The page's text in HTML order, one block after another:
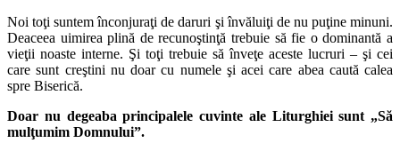
Noi toţi suntem înconjuraţi de daruri şi învăluiţi de nu puţine minuni.
Deaceea uimirea plină de recunoştinţă trebuie să fie o dominantă a
vieţii noaste interne. Şi toţi trebuie să înveţe aceste lucruri – şi cei
care sunt creştini nu doar cu numele şi acei care abea caută calea
spre Biserică.
Doar nu degeaba principalele cuvinte ale Liturghiei sunt „Să
mulţumim Domnului”.